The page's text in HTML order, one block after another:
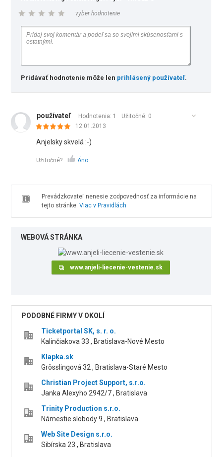
vyber hodnotenie
Pridávať hodnotenie môže len prihlásený používateľ.
používateľ Hodnotenia: 1 Užitočné: 0
12.01.2013
Anjelsky skvelá :-)
Užitočné? Áno
Prevádzkovateľ nenesie zodpovednosť za informácie na
tejto stránke. Viac v Pravidlách
WEBOVÁ STRÁNKA
www.anjeli-liecenie-vestenie.sk
PODOBNÉ FIRMY V OKOLÍ
Ticketportal SK, s. r. o.
Kalinčiakova 33 , Bratislava-Nové Mesto
Klapka.sk
Grösslingová 32 , Bratislava-Staré Mesto
Christian Project Support, s.r.o.
Janka Alexyho 2942/7 , Bratislava
Trinity Production s.r.o.
Námestie slobody 9 , Bratislava
Web Site Design s.r.o.
Sibírska 23 , Bratislava